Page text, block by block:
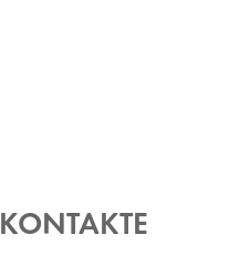
KONTAKTE